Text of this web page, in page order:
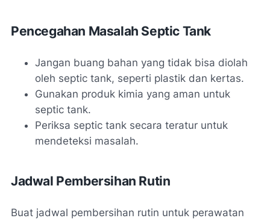
Pencegahan Masalah Septic Tank
Jangan buang bahan yang tidak bisa diolah
oleh septic tank, seperti plastik dan kertas.
Gunakan produk kimia yang aman untuk
septic tank.
Periksa septic tank secara teratur untuk
mendeteksi masalah.
Jadwal Pembersihan Rutin
Buat jadwal pembersihan rutin untuk perawatan